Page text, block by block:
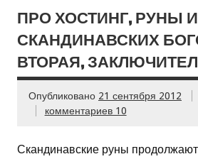
ПРО ХОСТИНГ, РУНЫ И
СКАНДИНАВСКИХ
ВТОРАЯ,
Опубликовано 21 сентября 2012
комментариев 10
Скандинавские руны